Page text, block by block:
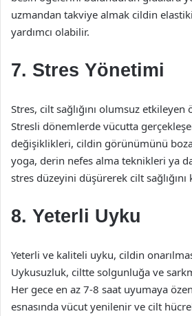
uzmandan takviye almak cildin
yardımcı olabilir.
7. Stres Yönetimi
Stres, cilt sağlığını olumsuz
Stresli dönemlerde vücutta
değişiklikleri, cildin görünümünü
yoga, derin nefes alma teknikleri ya
stres düzeyini düşürerek cilt sağlığını
8. Yeterli Uyku
Yeterli ve kaliteli uyku, cildin
Uykusuzluk, ciltte solgunluğa ve
Her gece en az 7-8 saat uyumaya
esnasında vücut yenilenir ve cilt